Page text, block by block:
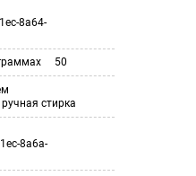
8a64-
50
стирка
8a6a-